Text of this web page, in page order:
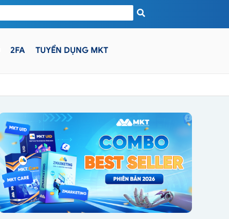
2FA TUYỂN DỤNG MKT